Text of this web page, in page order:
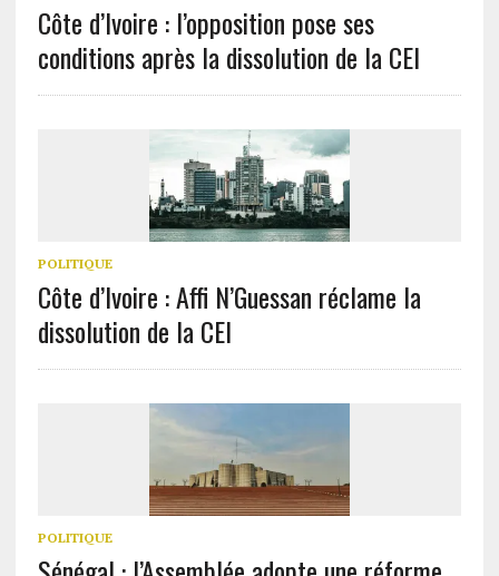
Côte d’Ivoire : l’opposition pose ses
conditions après la dissolution de la CEI
POLITIQUE
Côte d’Ivoire : Affi N’Guessan réclame la
dissolution de la CEI
POLITIQUE